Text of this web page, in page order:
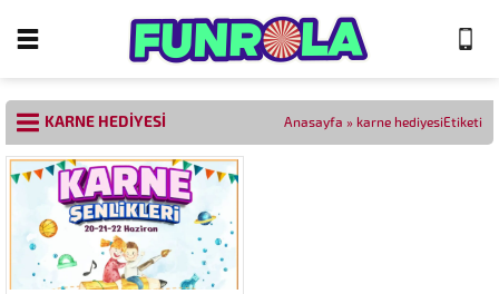
KARNE HEDIYESI Anasayfa » karne hediyesiEtiketi